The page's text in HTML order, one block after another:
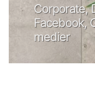
Corporate,
Facebook,
medier